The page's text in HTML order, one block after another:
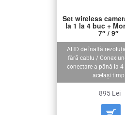
AHD de înaltă
fără cablu /
conectare a până la 4
același timp
Set wireless
la 1 la 4 buc +
7″ / 9″
895 Lei